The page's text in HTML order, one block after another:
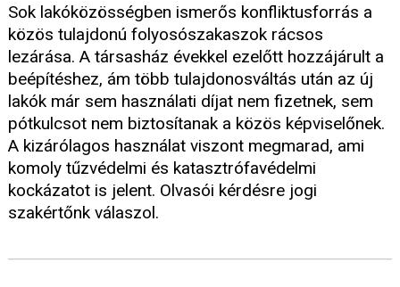
Sok lakóközösségben ismerős konfliktusforrás a
közös tulajdonú folyosószakaszok rácsos
lezárása. A társasház évekkel ezelőtt hozzájárult a
beépítéshez, ám több tulajdonosváltás után az új
lakók már sem használati díjat nem fizetnek, sem
pótkulcsot nem biztosítanak a közös képviselőnek.
A kizárólagos használat viszont megmarad, ami
komoly tűzvédelmi és katasztrófavédelmi
kockázatot is jelent. Olvasói kérdésre jogi
szakértőnk válaszol.